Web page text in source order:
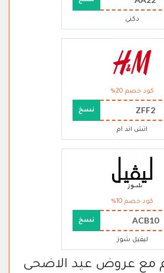
دكني
كود خصم 20%
ZFF2 نسخ
اتش اند ام
كود خصم 10%
ACB10 نسخ
ليفيل شوز
مع عروض عيد الاضحى